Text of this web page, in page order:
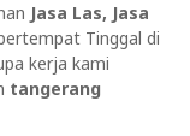
Jasa Las, Jasa
Tinggal di
kerja kami
tangerang